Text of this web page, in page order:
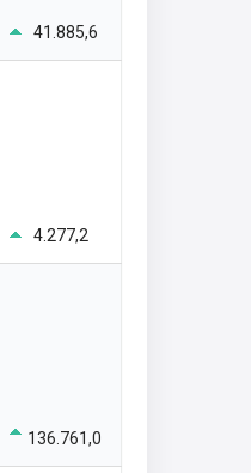
41.885,6
4.277,2
136.761,0